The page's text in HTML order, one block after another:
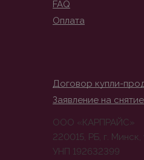
FAQ
Оплата
Договор купли-
Заявление на
ООО «КАРПРАЙС»
220015, РБ, г.
УНП 192632399